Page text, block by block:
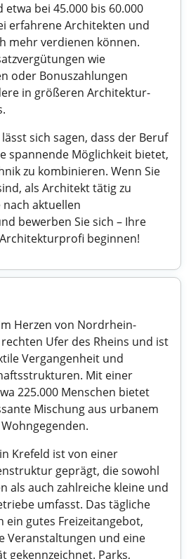
bei 45.000 bis 60.000
erfahrene Architekten und
mehr verdienen können.
wie
oder Bonuszahlungen
in größeren Architektur-
sich sagen, dass der Beruf
spannende Möglichkeit bietet,
zu kombinieren. Wenn Sie
als Architekt tätig zu
nach aktuellen
bewerben Sie sich – Ihre
beginnen!
Herzen von Nordrhein-
Ufer des Rheins und ist
Vergangenheit und
Mit einer
225.000 Menschen bietet
Mischung aus urbanem
Krefeld ist von einer
geprägt, die sowohl
als auch zahlreiche kleine und
umfasst. Das tägliche
ein gutes Freizeitangebot,
Veranstaltungen und eine
gekennzeichnet. Parks,